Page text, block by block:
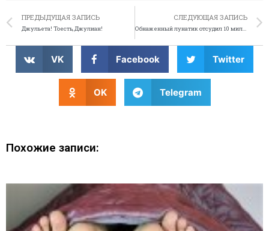
ПРЕДЫДУЩАЯ ЗАПИСЬ
Джульета! Тоесть, Джулиан!
СЛЕДУЮЩАЯ ЗАПИСЬ
Обнаженный лунатик отсудил 10 миллионов евро у ирландской фирмы
VK Facebook Twitter
OK Telegram
Похожие записи: